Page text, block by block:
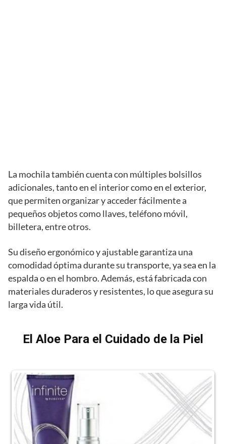
La mochila también cuenta con múltiples bolsillos
adicionales, tanto en el interior como en el exterior,
que permiten organizar y acceder fácilmente a
pequeños objetos como llaves, teléfono móvil,
billetera, entre otros.
Su diseño ergonómico y ajustable garantiza una
comodidad óptima durante su transporte, ya sea en la
espalda o en el hombro. Además, está fabricada con
materiales duraderos y resistentes, lo que asegura su
larga vida útil.
El Aloe Para el Cuidado de la Piel